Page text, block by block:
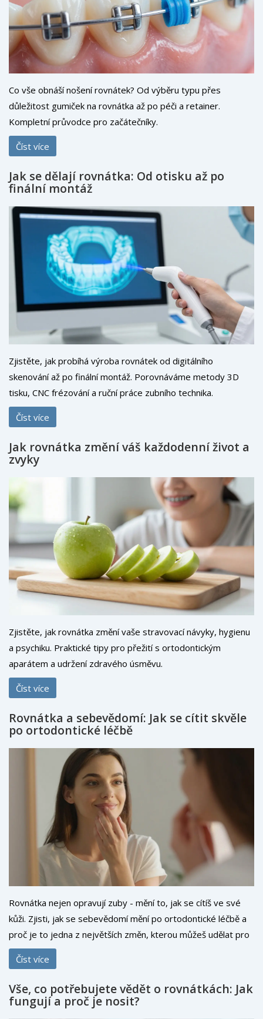
Co vše obnáší nošení rovnátek? Od výběru typu přes
důležitost gumiček na rovnátka až po péči a retainer.
Kompletní průvodce pro začátečníky.
Číst více
Jak se dělají rovnátka: Od otisku až po
finální montáž
Zjistěte, jak probíhá výroba rovnátek od digitálního
skenování až po finální montáž. Porovnáváme metody 3D
tisku, CNC frézování a ruční práce zubního technika.
Číst více
Jak rovnátka změní váš každodenní život a
zvyky
Zjistěte, jak rovnátka změní vaše stravovací návyky, hygienu
a psychiku. Praktické tipy pro přežití s ortodontickým
aparátem a udržení zdravého úsměvu.
Číst více
Rovnátka a sebevědomí: Jak se cítit skvěle
po ortodontické léčbě
Rovnátka nejen opravují zuby - mění to, jak se cítíš ve své
kůži. Zjisti, jak se sebevědomí mění po ortodontické léčbě a
proč je to jedna z největších změn, kterou můžeš udělat pro
sebe.
Číst více
Vše, co potřebujete vědět o rovnátkách: Jak
fungují a proč je nosit?